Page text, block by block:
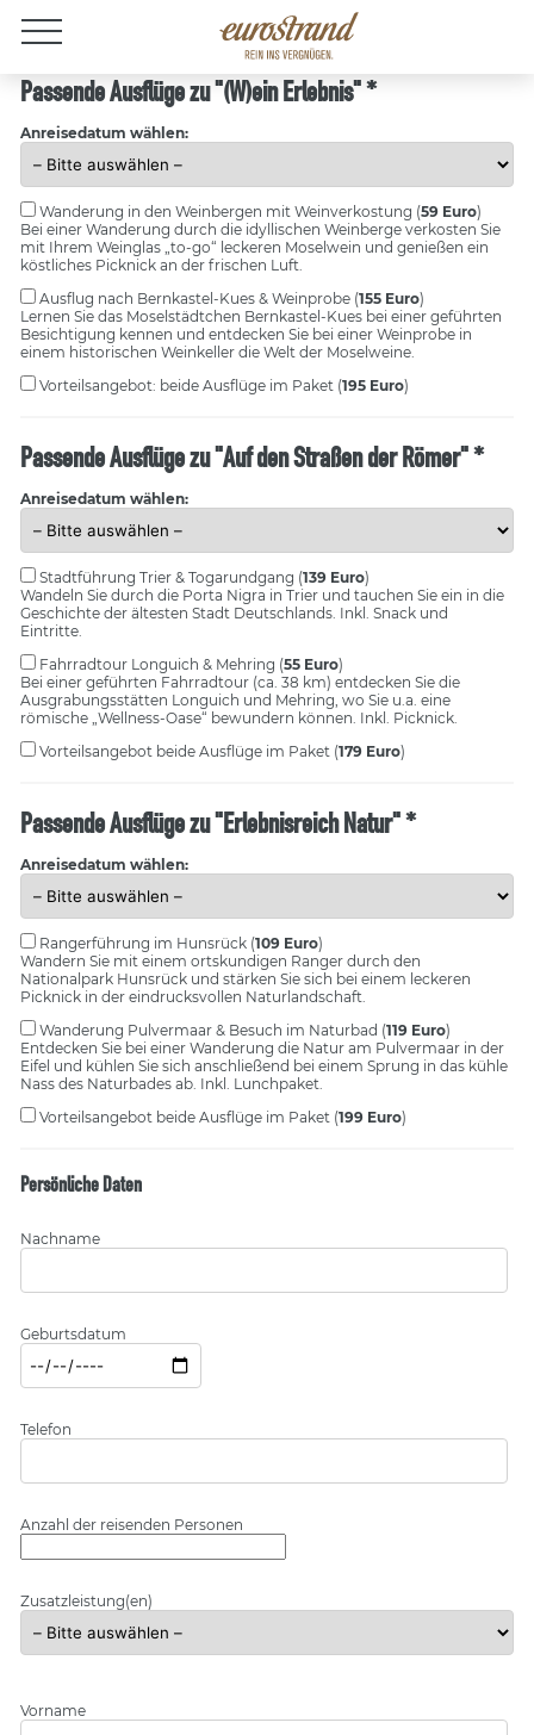
Jobs
Passende Ausflüge zu "(W)ein Erlebnis" *
Anreisedatum wählen:
Wanderung in den Weinbergen mit Weinverkostung (59 Euro)
Bei einer Wanderung durch die idyllischen Weinberge verkosten Sie
mit Ihrem Weinglas „to-go“ leckeren Moselwein und genießen ein
köstliches Picknick an der frischen Luft.
Ausflug nach Bernkastel-Kues & Weinprobe (155 Euro)
Lernen Sie das Moselstädtchen Bernkastel-Kues bei einer geführten
Besichtigung kennen und entdecken Sie bei einer Weinprobe in
einem historischen Weinkeller die Welt der Moselweine.
Vorteilsangebot: beide Ausflüge im Paket (195 Euro)
Passende Ausflüge zu "Auf den Straßen der Römer" *
Anreisedatum wählen:
Stadtführung Trier & Togarundgang (139 Euro)
Wandeln Sie durch die Porta Nigra in Trier und tauchen Sie ein in die
Geschichte der ältesten Stadt Deutschlands. Inkl. Snack und
Eintritte.
Fahrradtour Longuich & Mehring (55 Euro)
Bei einer geführten Fahrradtour (ca. 38 km) entdecken Sie die
Ausgrabungsstätten Longuich und Mehring, wo Sie u.a. eine
römische „Wellness-Oase“ bewundern können. Inkl. Picknick.
Vorteilsangebot beide Ausflüge im Paket (179 Euro)
Passende Ausflüge zu "Erlebnisreich Natur" *
Anreisedatum wählen:
Rangerführung im Hunsrück (109 Euro)
Wandern Sie mit einem ortskundigen Ranger durch den
Nationalpark Hunsrück und stärken Sie sich bei einem leckeren
Picknick in der eindrucksvollen Naturlandschaft.
Wanderung Pulvermaar & Besuch im Naturbad (119 Euro)
Entdecken Sie bei einer Wanderung die Natur am Pulvermaar in der
Eifel und kühlen Sie sich anschließend bei einem Sprung in das kühle
Nass des Naturbades ab. Inkl. Lunchpaket.
Vorteilsangebot beide Ausflüge im Paket (199 Euro)
Persönliche Daten
Nachname
Geburtsdatum
Telefon
Anzahl der reisenden Personen
Zusatzleistung(en)
Vorname